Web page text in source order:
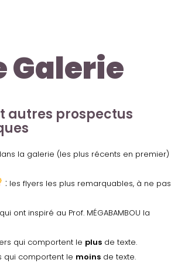
Galerie
autres prospectus
la galerie (les plus récents en premier)
: les flyers les plus remarquables, à ne pas
ont inspiré au Prof. MÉGABAMBOU la
qui comportent le plusde texte.
qui comportent le moinsde texte.